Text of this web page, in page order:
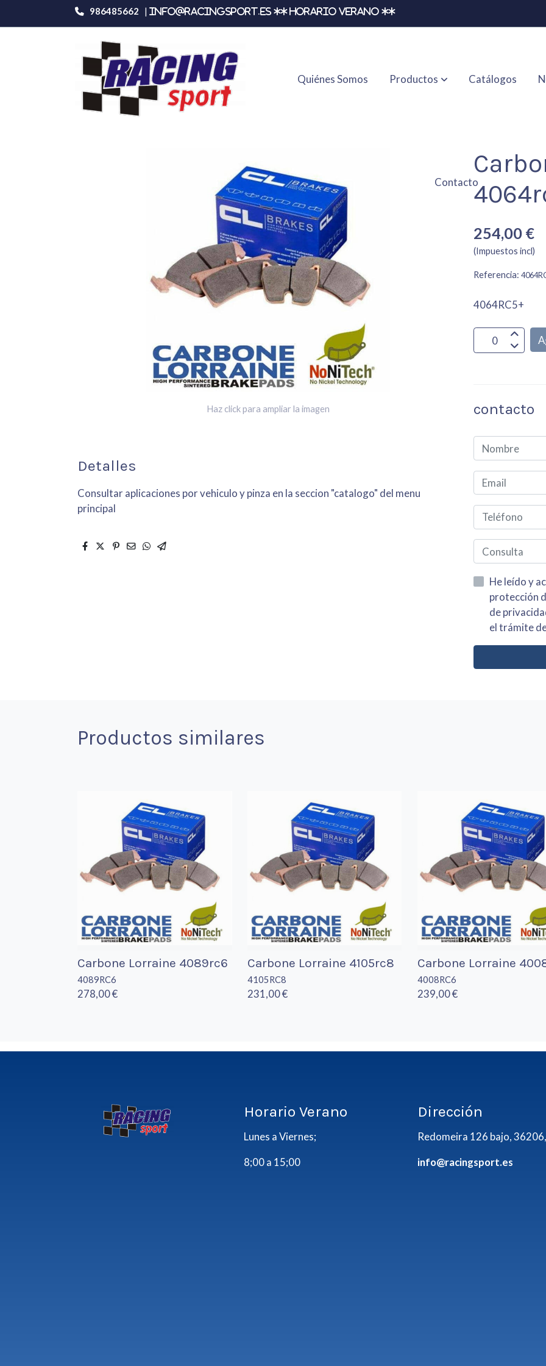
986485662 | info@racingsport.es ** HORARIO VERANO **
Quiénes Somos Productos Catálogos
Contacto
Productos Carbone Lorraine 4064rc5+
Haz click para ampliar la imagen
Detalles
Consultar aplicaciones por vehiculo y pinza en la seccion "catalogo" del menu
principal
254,00 €
(Impuestos incl)
Referencia:
4064RC5+
contacto
He leído y acepto la
protección de datos asi como el
de privacidad y acepto el tratamiento de mis
el trámite
Productos similares
Carbone Lorraine 4089rc6
4089RC6
278,00 €
Carbone Lorraine 4105rc8
4105RC8
231,00 €
Carbone Lorraine
4008RC6
239,00 €
Horario Verano
Lunes a Viernes;
8;00 a 15;00
Dirección
Redomeira 126 bajo,
info@racingsport.es